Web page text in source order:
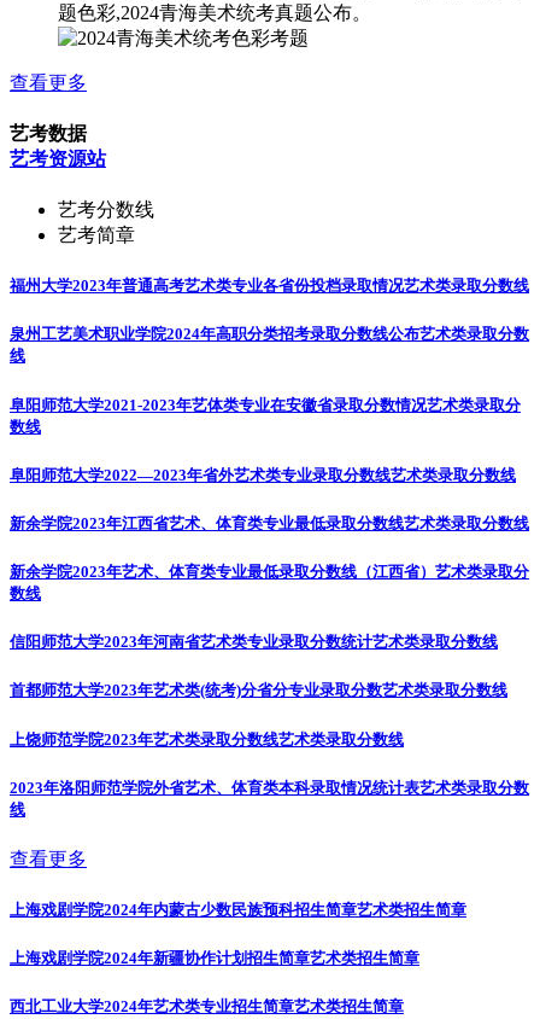
题色彩,2024青海美术统考真题公布。
查看更多
艺考数据
艺考资源站
艺考分数线
艺考简章
福州大学2023年普通高考艺术类专业各省份投档录取情况艺术类录取分数线
泉州工艺美术职业学院2024年高职分类招考录取分数线公布艺术类录取分数
线
阜阳师范大学2021-2023年艺体类专业在安徽省录取分数情况艺术类录取分
数线
阜阳师范大学2022—2023年省外艺术类专业录取分数线艺术类录取分数线
新余学院2023年江西省艺术、体育类专业最低录取分数线艺术类录取分数线
新余学院2023年艺术、体育类专业最低录取分数线（江西省） 艺术类录取分
数线
信阳师范大学2023年河南省艺术类专业录取分数统计艺术类录取分数线
首都师范大学2023年艺术类(统考)分省分专业录取分数艺术类录取分数线
上饶师范学院2023年艺术类录取分数线艺术类录取分数线
2023年洛阳师范学院外省艺术、体育类本科录取情况统计表艺术类录取分数
线
查看更多
上海戏剧学院2024年内蒙古少数民族预科招生简章艺术类招生简章
上海戏剧学院2024年新疆协作计划招生简章艺术类招生简章
西北工业大学2024年艺术类专业招生简章艺术类招生简章